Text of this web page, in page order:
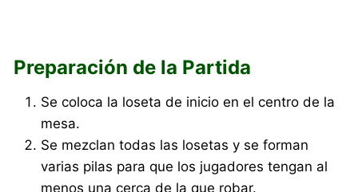
Preparación de la Partida
Se coloca la loseta de inicio en el centro de la
mesa.
Se mezclan todas las losetas y se forman
varias pilas para que los jugadores tengan al
menos una cerca de la que robar.